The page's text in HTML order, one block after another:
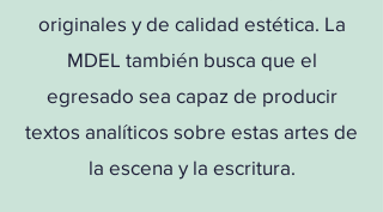
originales y de calidad estética. La
MDEL también busca que el
egresado sea capaz de producir
textos analíticos sobre estas artes de
la escena y la escritura.